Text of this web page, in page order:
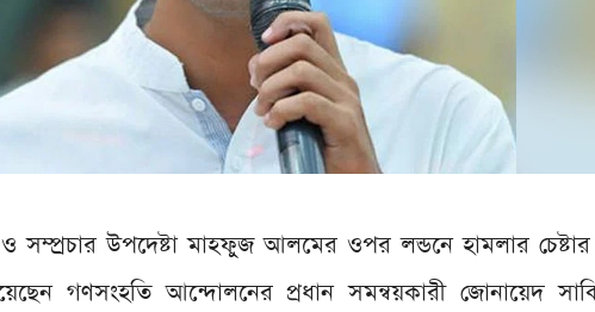
সম্প্রচার উপদেষ্টা মাহফুজ আলমের ওপর লন্ডনে হামলার চেষ্টার
গণসংহতি আন্দোলনের প্রধান সমন্বয়কারী জোনায়েদ